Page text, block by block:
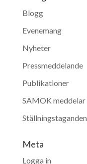
Blogg
Evenemang
Nyheter
Pressmeddelande
Publikationer
SAMOK meddelar
Ställningstaganden
Meta
Logga in